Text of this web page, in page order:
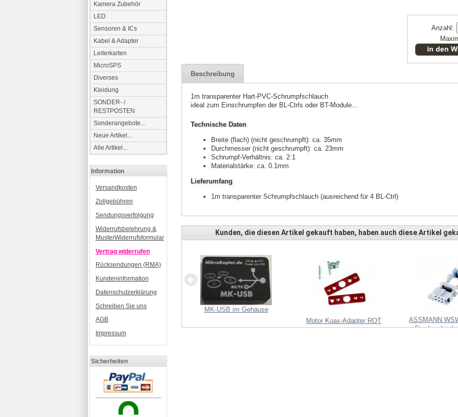
Kamera Zubehör
LED
Sensoren & ICs
Kabel & Adapter
Leiterkarten
MicroSPS
Diverses
Kleidung
SONDER- /
RESTPOSTEN
Sonderangebote...
Neue Artikel...
Alle Artikel...
Information
Versandkosten
Zollgebühren
Sendungsverfolgung
Widerrufsbelehrung &
MusterWiderrufsformular
Vertrag widerrufen
Rücksendungen (RMA)
Kundeninformation
Datenschutzerklärung
Schreiben Sie uns
AGB
Impressum
Sicherheiten
Anzahl:
Beschreibung
1m transparenter Hart-PVC-Schrumpfschlauch
ideal zum Einschrumpfen der BL-Ctrls oder BT-Module...
Technische Daten
Breite (flach) (nicht geschrumpft): ca. 35mm
Durchmesser (nicht geschrumpft): ca. 23mm
Schrumpf-Verhältnis: ca. 2:1
Materialstärke: ca. 0.1mm
Lieferumfang
1m transparenter Schrumpfschlauch (ausreichend für 4 BL-Ctrl)
Kunden, die diesen Artikel gekauft haben, haben auch diese Artikel
Stiftleiste 1x50pol, vergoldet,
MK-USB im Gehäuse
Motor Koax-Adapter ROT
ASSMANN